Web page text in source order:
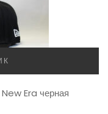
Era черная